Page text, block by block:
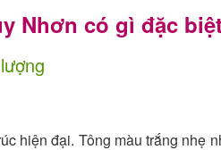
Nhơn có gì đặc
hiện đại. Tông màu trắng nhẹ